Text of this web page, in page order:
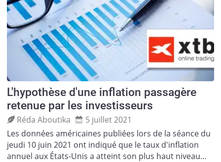
L'hypothèse d'une inflation passagère
retenue par les investisseurs
Réda Aboutika
5 juillet 2021
Les données américaines publiées lors de la séance du
jeudi 10 juin 2021 ont indiqué que le taux d'inflation
annuel aux États-Unis a atteint son plus haut niveau…